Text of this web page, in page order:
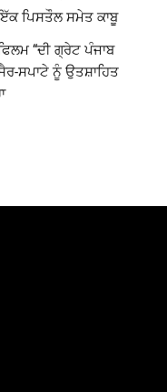
ਪਿਸਤੌਲ ਸਮੇਤ ਕਾਬੂ
“ਦੀ ਗ੍ਰੇਟ ਪੰਜਾਬ
ਸਪਾਟੇ ਨੂੰ ਉਤਸ਼ਾਹਿਤ